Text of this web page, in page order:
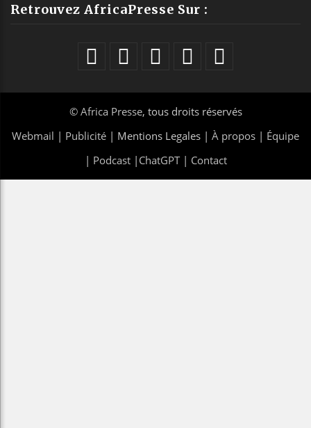
Retrouvez AfricaPresse Sur :
© Africa Presse, tous droits réservés
Webmail | Publicité | Mentions Legales | À propos | Équipe
| Podcast| ChatGPT| Contact